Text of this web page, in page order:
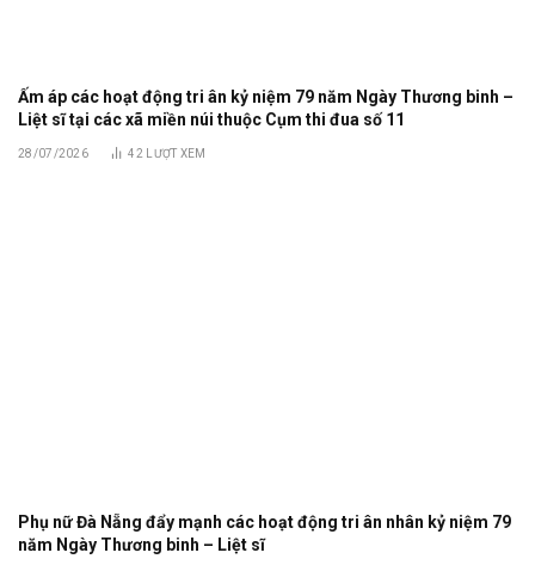
Ấm áp các hoạt động tri ân kỷ niệm 79 năm Ngày Thương binh –
Liệt sĩ tại các xã miền núi thuộc Cụm thi đua số 11
28/07/2026 42 LƯỢT XEM
Phụ nữ Đà Nẵng đẩy mạnh các hoạt động tri ân nhân kỷ niệm 79
năm Ngày Thương binh – Liệt sĩ